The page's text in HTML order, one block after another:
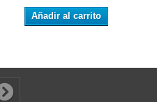
Añadir al carrito